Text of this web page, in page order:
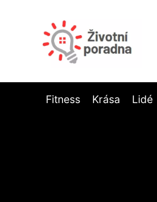
Fitness Krása Lidé